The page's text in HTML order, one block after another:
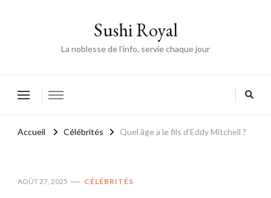
Sushi Royal
La noblesse de l’info, servie chaque jour
Accueil Célébrités Quel âge a le fils d’Eddy Mitchell ?
AOÛT 27, 2025 CÉLÉBRITÉS